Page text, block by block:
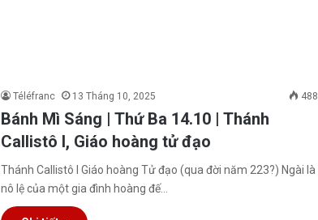
Téléfranc 13 Tháng 10, 2025 488
Bánh Mì Sáng | Thứ Ba 14.10 | Thánh
Callistô I, Giáo hoàng tử đạo
Thánh Callistô I Giáo hoàng Tử đạo (qua đời năm 223?) Ngài là
nô lệ của một gia đình hoàng đế…